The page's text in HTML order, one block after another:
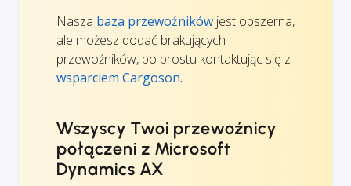
Nasza baza przewoźników jest obszerna,
ale możesz dodać brakujących
przewoźników, po prostu kontaktując się z
wsparciem Cargoson.
Wszyscy Twoi przewoźnicy
połączeni z Microsoft
Dynamics AX